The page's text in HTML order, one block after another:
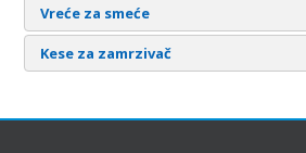
Vreće za smeće
Kese za zamrzivač